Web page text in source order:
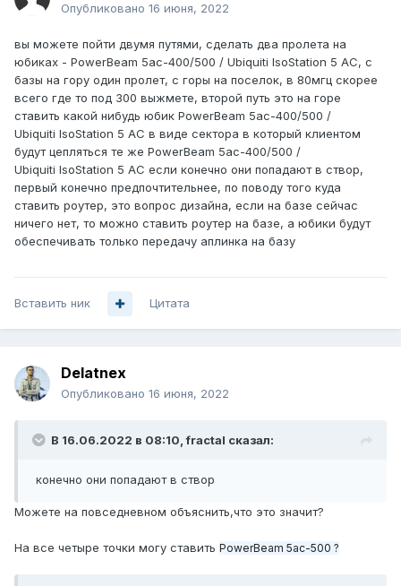
Опубликовано 16 июня, 2022
вы можете пойти двумя путями, сделать два пролета на
юбиках - PowerBeam 5ac-400/500 / Ubiquiti IsoStation 5 AC, с
базы на гору один пролет, с горы на поселок, в 80мгц скорее
всего где то под 300 выжмете, второй путь это на горе
ставить какой нибудь юбик PowerBeam 5ac-400/500 /
Ubiquiti IsoStation 5 AC в виде сектора в который клиентом
будут цепляться те же PowerBeam 5ac-400/500 /
Ubiquiti IsoStation 5 AC если конечно они попадают в створ,
первый конечно предпочтительнее, по поводу того куда
ставить роутер, это вопрос дизайна, если на базе сейчас
ничего нет, то можно ставить роутер на базе, а юбики будут
обеспечивать только передачу аплинка на базу
Вставить ник Цитата
Delatnex
Опубликовано 16 июня, 2022
В 16.06.2022 в 08:10,fractal сказал:
конечно они попадают в створ
Можете на повседневном объяснить,что это значит?
На все четыре точки могу ставить PowerBeam 5ac-500 ?